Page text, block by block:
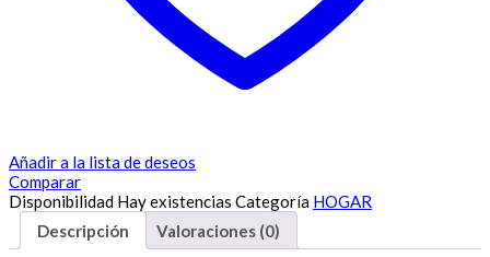
Añadir a la lista de deseos
Comparar
Disponibilidad Hay existencias Categoría HOGAR
Descripción
Valoraciones (0)